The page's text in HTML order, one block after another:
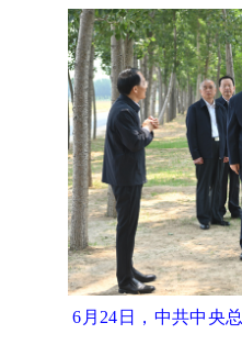
6月24日，中共中央